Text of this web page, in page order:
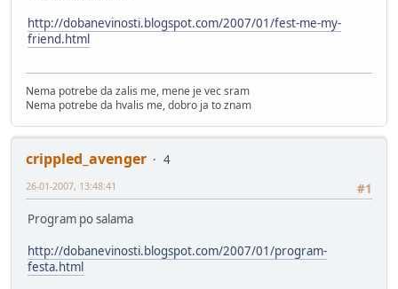
http://dobanevinosti.blogspot.com/2007/01/fest-me-my-
friend.html
Nema potrebe da zalis me, mene je vec sram
Nema potrebe da hvalis me, dobro ja to znam
crippled_avenger
4
#1
26-01-2007, 13:48:41
Program po salama
http://dobanevinosti.blogspot.com/2007/01/program-
festa.html